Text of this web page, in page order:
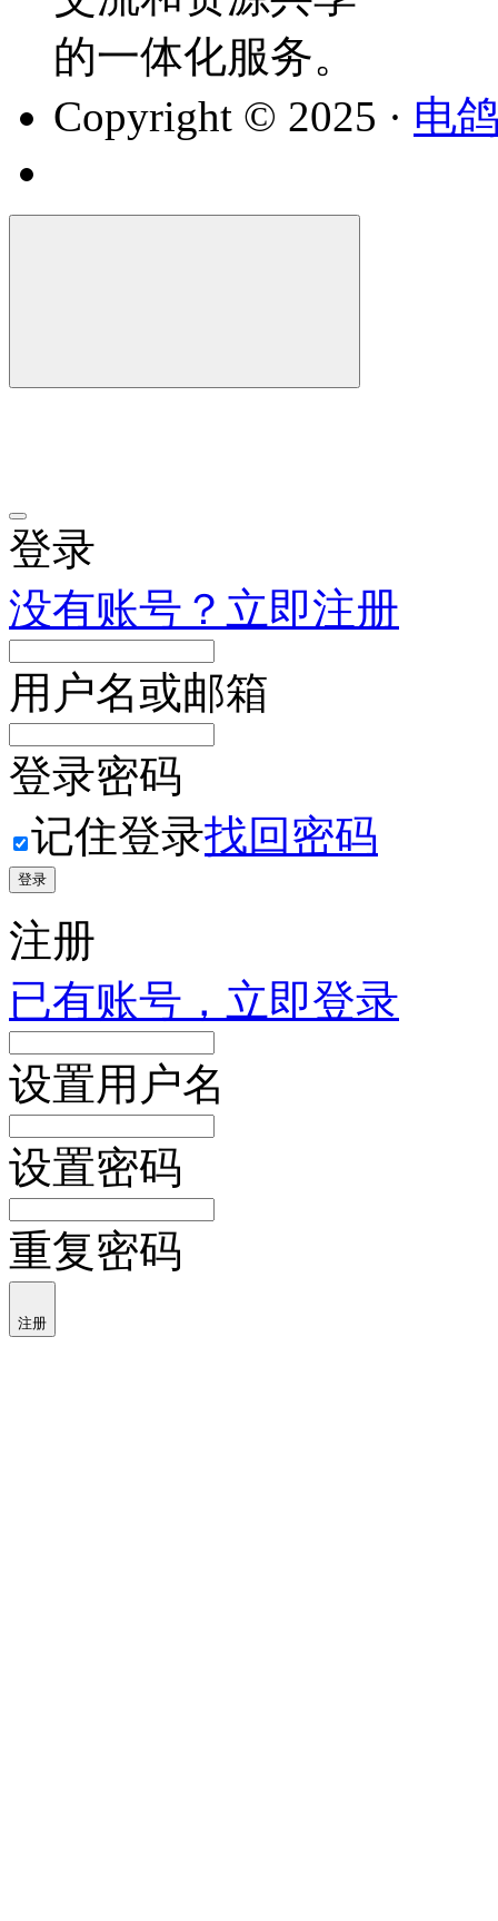
的一体化服务。
Copyright © 2025 · 电
登录
没有账号？立即注册
用户名或邮箱
登录密码
记住登录找回密码
登录
注册
已有账号，立即登录
设置用户名
设置密码
重复密码
注册